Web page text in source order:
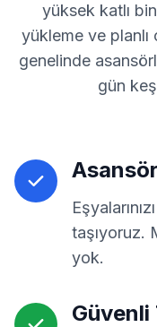
yüksek katlı
yükleme ve
genelinde
gün
Asansör
taşıyoruz.
yok.
Güvenli